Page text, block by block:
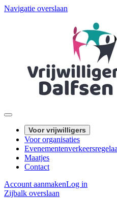
Navigatie overslaan
Voor vrijwilligers
Voor organisaties
Maatjes
Contact
Account aanmakenLog in
Zijbalk overslaan